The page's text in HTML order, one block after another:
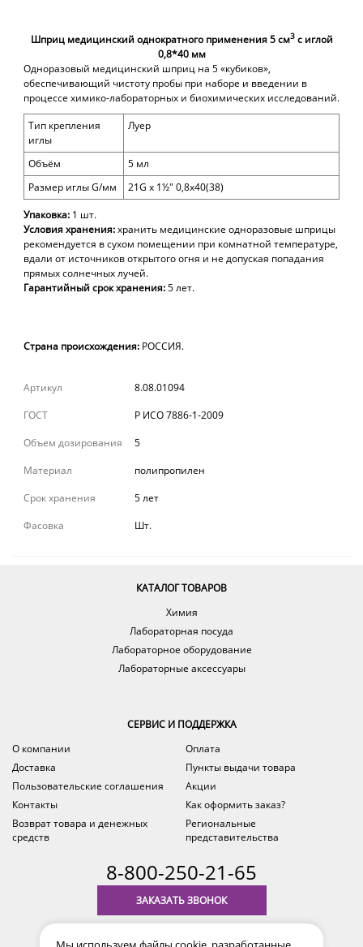
Шприц медицинский однократного применения 5 см3с иглой
0,8*40 мм
Одноразовый медицинский шприц на 5 «кубиков»,
обеспечивающий чистоту пробы при наборе и введении в
процессе химико-лабораторных и биохимических исследований.
Тип крепления
иглы
Луер
Объём
5 мл
Размер иглы G/мм
21G x 1½" 0,8х40(38)
Упаковка: 1 шт.
Условия хранения:хранить медицинские одноразовые шприцы
рекомендуется в сухом помещении при комнатной температуре,
вдали от источников открытого огня и не допуская попадания
прямых солнечных лучей.
Гарантийный срок хранения:5 лет.
Страна происхождения: РОССИЯ.
Артикул
8.08.01094
ГОСТ
Р ИСО 7886-1-2009
Объем дозирования
5
Материал
полипропилен
Срок хранения
5 лет
Фасовка
Шт.
КАТАЛОГ ТОВАРОВ
Химия
Лабораторная посуда
Лабораторное оборудование
Лабораторные аксессуары
СЕРВИС И ПОДДЕРЖКА
О компании
Оплата
Доставка
Пункты выдачи товара
Пользовательские соглашения
Акции
Контакты
Как оформить заказ?
Возврат товара и денежных
средств
Региональные
представительства
8-800-250-21-65
ЗАКАЗАТЬ ЗВОНОК